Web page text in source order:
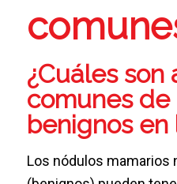
¿Cuáles son
comunes de
benignos en
Los nódulos mamarios